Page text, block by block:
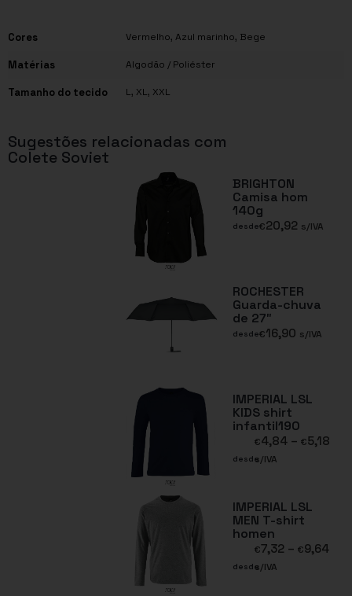
Cores Vermelho, Azul marinho, Bege
Matérias Algodão / Poliéster
Tamanho do tecido L, XL, XXL
Sugestões relacionadas com
Colete Soviet
BRIGHTON
Camisa hom
140g
desde€20,92 s/IVA
ROCHESTER
Guarda-chuva
de 27″
desde€16,90 s/IVA
IMPERIAL LSL
KIDS shirt
infantil190
desde
€4,84 – €5,18
s/IVA
IMPERIAL LSL
MEN T-shirt
homen
desde
€7,32 – €9,64
s/IVA